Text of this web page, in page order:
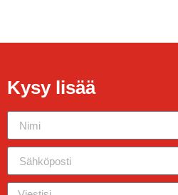
Kysy lisää